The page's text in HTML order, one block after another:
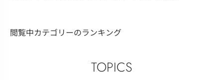
閲覧中カテゴリーのランキング
TOPICS